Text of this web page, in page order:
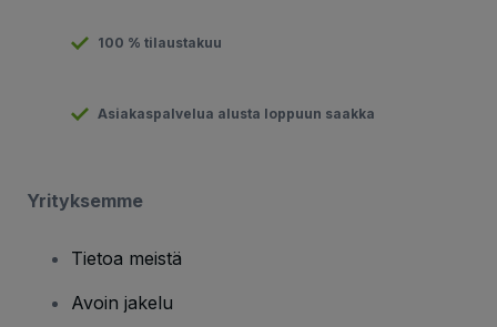
100 % tilaustakuu
Asiakaspalvelua alusta loppuun saakka
Yrityksemme
Tietoa meistä
Avoin jakelu